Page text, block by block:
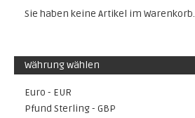
Sie haben keine Artikel im Warenkorb.
Währung wählen
Euro - EUR
Pfund Sterling - GBP